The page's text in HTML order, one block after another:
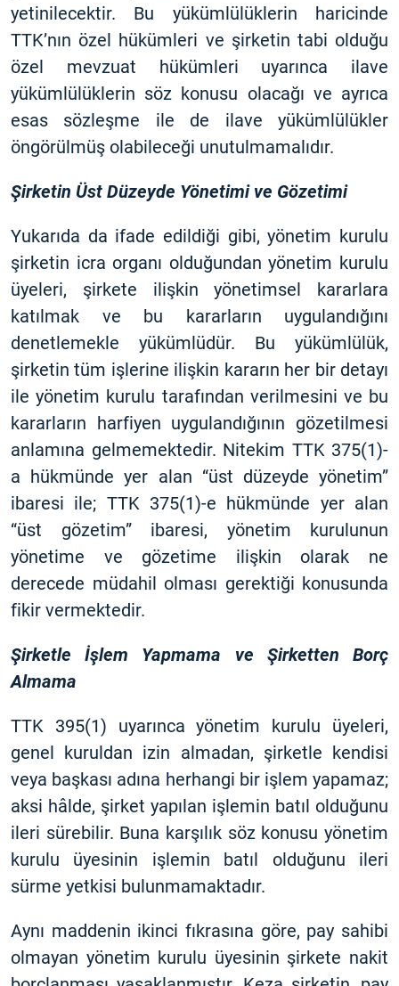
yetinilecektir. Bu yükümlülüklerin haricinde
TTK’nın özel hükümleri ve şirketin tabi olduğu
özel mevzuat hükümleri uyarınca ilave
yükümlülüklerin söz konusu olacağı ve ayrıca
esas sözleşme ile de ilave yükümlülükler
öngörülmüş olabileceği unutulmamalıdır.
Şirketin Üst Düzeyde Yönetimi ve Gözetimi
Yukarıda da ifade edildiği gibi, yönetim kurulu
şirketin icra organı olduğundan yönetim kurulu
üyeleri, şirkete ilişkin yönetimsel kararlara
katılmak ve bu kararların uygulandığını
denetlemekle yükümlüdür. Bu yükümlülük,
şirketin tüm işlerine ilişkin kararın her bir detayı
ile yönetim kurulu tarafından verilmesini ve bu
kararların harfiyen uygulandığının gözetilmesi
anlamına gelmemektedir. Nitekim TTK 375(1)-
a hükmünde yer alan “üst düzeyde yönetim”
ibaresi ile; TTK 375(1)-e hükmünde yer alan
“üst gözetim” ibaresi, yönetim kurulunun
yönetime ve gözetime ilişkin olarak ne
derecede müdahil olması gerektiği konusunda
fikir vermektedir.
Şirketle İşlem Yapmama ve Şirketten Borç
Almama
TTK 395(1) uyarınca yönetim kurulu üyeleri,
genel kuruldan izin almadan, şirketle kendisi
veya başkası adına herhangi bir işlem yapamaz;
aksi hâlde, şirket yapılan işlemin batıl olduğunu
ileri sürebilir. Buna karşılık söz konusu yönetim
kurulu üyesinin işlemin batıl olduğunu ileri
sürme yetkisi bulunmamaktadır.
Aynı maddenin ikinci fıkrasına göre, pay sahibi
olmayan yönetim kurulu üyesinin şirkete nakit